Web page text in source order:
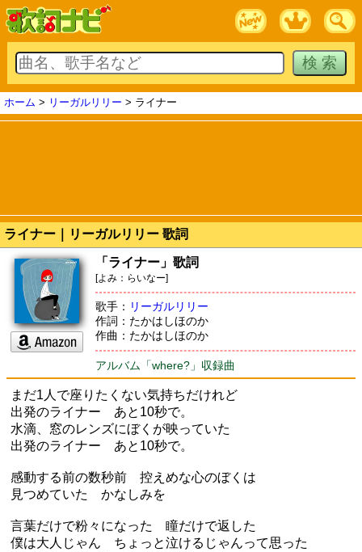
ホーム > リーガルリリー > ライナー
ライナー｜リーガルリリー 歌詞
「ライナー」歌詞
[よみ：らいなー]
歌手： リーガルリリー
作詞：たかはしほのか
作曲：たかはしほのか
アルバム「where?」収録曲
まだ1人で座りたくない気持ちだけれど
出発のライナー あと10秒で。
水滴、窓のレンズにぼくが映っていた
出発のライナー あと10秒で。
感動する前の数秒前 控えめな心のぼくは
見つめていた かなしみを
言葉だけで粉々になった 瞳だけで返した
僕は大人じゃん ちょっと泣けるじゃんって思った